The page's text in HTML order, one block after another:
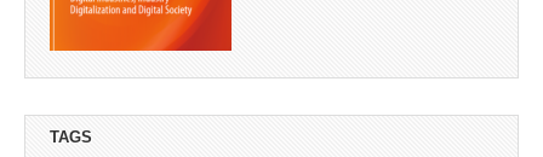
TAGS